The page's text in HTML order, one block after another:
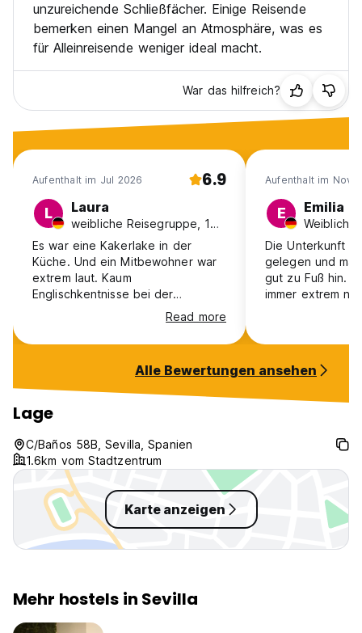
unzureichende Schließfächer. Einige Reisende
bemerken einen Mangel an Atmosphäre, was es
für Alleinreisende weniger ideal macht.
War das hilfreich?
Aufenthalt im Jul 2026 6.9
L Laura
weibliche Reisegruppe, 18-24, Deutschland
Es war eine Kakerlake in der
Küche. Und ein Mitbewohner war
extrem laut. Kaum
Englischkentnisse bei der
Read more
Aufenthalt im Nov
E Emilia
Die Unterkunft
gelegen und
gut zu Fuß hin.
immer extrem
dreckig und
zwei Bädern
Alle Bewertungen ansehen
Lage
C/Baños 58B, Sevilla, Spanien
1.6km vom Stadtzentrum
Karte anzeigen
Mehr hostels in Sevilla